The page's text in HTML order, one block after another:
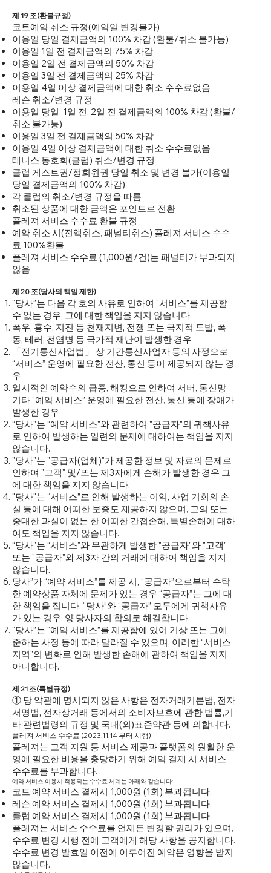
제 19 조(환불규정)
코트예약 취소 규정(예약일 변경불가)
이용일 당일 결제금액의 100% 차감 (환불/취소 불가능)
이용일 1일 전 결제금액의 75% 차감
이용일 2일 전 결제금액의 50% 차감
이용일 3일 전 결제금액의 25% 차감
이용일 4일 이상 결제금액에 대한 취소 수수료없음
레슨 취소/변경 규정
이용일 당일, 1일 전, 2일 전 결제금액의 100% 차감 (환불/
취소 불가능)
이용일 3일 전 결제금액의 50% 차감
이용일 4일 이상 결제금액에 대한 취소 수수료없음
테니스 동호회(클럽) 취소/변경 규정
클럽 게스트권/정회원권 당일 취소 및 변경 불가(이용일
당일 결제금액의 100% 차감)
각 클럽의 취소/변경 규정을 따름
취소된 상품에 대한 금액은 포인트로 전환
플레져 서비스 수수료 환불 규정
예약 취소 시(전액취소, 패널티취소) 플레져 서비스 수수
료 100%환불
플레져 서비스 수수료 (1,000원/건)는 패널티가 부과되지
않음
제 20 조(당사의 책임 제한)
“당사”는 다음 각 호의 사유로 인하여 “서비스”를 제공할
수 없는 경우, 그에 대한 책임을 지지 않습니다.
폭우, 홍수, 지진 등 천재지변, 전쟁 또는 국지적 도발, 폭
동, 테러, 전염병 등 국가적 재난이 발생한 경우
「전기통신사업법」 상 기간통신사업자 등의 사정으로
“서비스” 운영에 필요한 전산, 통신 등이 제공되지 않는 경
우
일시적인 예약수의 급증, 해킹으로 인하여 서버, 통신망
기타 “예약 서비스” 운영에 필요한 전산, 통신 등에 장애가
발생한 경우
“당사"는 “예약 서비스”와 관련하여 "공급자"의 귀책사유
로 인하여 발생하는 일련의 문제에 대하여는 책임을 지지
않습니다.
"당사"는 "공급자(업체)"가 제공한 정보 및 자료의 문제로
인하여 "고객" 및/또는 제3자에게 손해가 발생한 경우 그
에 대한 책임을 지지 않습니다.
"당사"는 “서비스”로 인해 발생하는 이익, 사업 기회의 손
실 등에 대해 어떠한 보증도 제공하지 않으며, 고의 또는
중대한 과실이 없는 한 어떠한 간접손해, 특별손해에 대하
여도 책임을 지지 않습니다.
“당사”는 “서비스”와 무관하게 발생한 "공급자"와 "고객"
또는 "공급자"와 제3자 간의 거래에 대하여 책임을 지지
않습니다.
당사”가 “예약 서비스”를 제공 시, “공급자”으로부터 수탁
한 예약상품 자체에 문제가 있는 경우 “공급자”는 그에 대
한 책임을 집니다. “당사”와 “공급자” 모두에게 귀책사유
가 있는 경우, 양 당사자의 합의로 해결합니다.
“당사”는 “예약 서비스”를 제공함에 있어 기상 또는 그에
준하는 사정 등에 따라 달라질 수 있으며, 이러한 “서비스
지역”의 변화로 인해 발생한 손해에 관하여 책임을 지지
아니합니다.
제 21 조(특별규정)
① 당 약관에 명시되지 않은 사항은 전자거래기본법, 전자
서명법, 전자상거래 등에서의 소비자보호에 관한 법률,기
타 관련법령의 규정 및 국내(외)표준약관 등에 의합니다.
플레져 서비스 수수료 (2023.11.14 부터 시행)
플레져는 고객 지원 등 서비스 제공과 플랫폼의 원활한 운
영에 필요한 비용을 충당하기 위해 예약 결제 시 서비스
수수료를 부과합니다.
예약 서비스 이용시 적용되는 수수료 체계는 아래와 같습니다:
코트 예약 서비스 결제시 1,000원 (1회) 부과됩니다.
레슨 예약 서비스 결제시 1,000원 (1회) 부과됩니다.
클럽 예약 서비스 결제시 1,000원 (1회) 부과됩니다.
플레져는 서비스 수수료를 언제든 변경할 권리가 있으며,
수수료 변경 시행 전에 고객에게 해당 사항을 공지합니다.
수수료 변경 발효일 이전에 이루어진 예약은 영향을 받지
않습니다.